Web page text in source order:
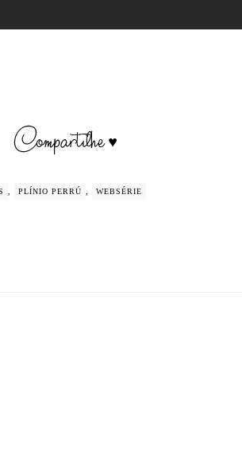
PLÍNIO PERRÚ WEBSÉRIE